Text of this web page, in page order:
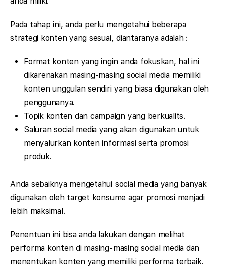
Pada tahap ini, anda perlu mengetahui beberapa
strategi konten yang sesuai, diantaranya adalah :
Format konten yang ingin anda fokuskan, hal ini
dikarenakan masing-masing social media memiliki
konten unggulan sendiri yang biasa digunakan oleh
penggunanya.
Topik konten dan campaign yang berkualits.
Saluran social media yang akan digunakan untuk
menyalurkan konten informasi serta promosi
produk.
Anda sebaiknya mengetahui social media yang banyak
digunakan oleh target konsume agar promosi menjadi
lebih maksimal.
Penentuan ini bisa anda lakukan dengan melihat
performa konten di masing-masing social media dan
menentukan konten yang memiliki performa terbaik.